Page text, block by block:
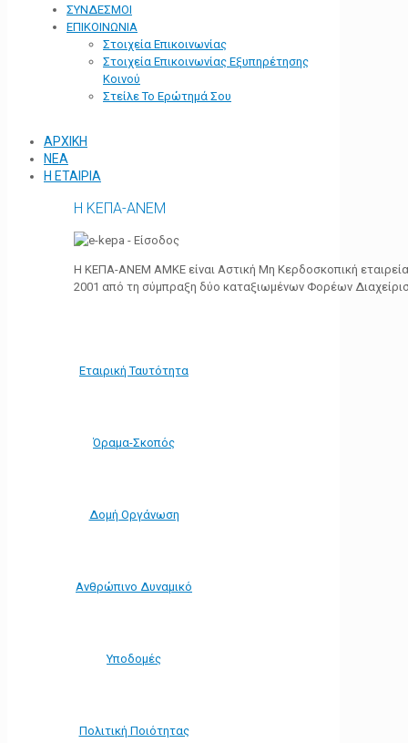
ΣΥΝΔΕΣΜΟΙ
ΕΠΙΚΟΙΝΩΝΙΑ
Στοιχεία Επικοινωνίας
Στοιχεία Επικοινωνίας Εξυπηρέτησης
Κοινού
Στείλε Το Ερώτημά Σου
ΑΡΧΙΚΗ
ΝΕΑ
Η ΕΤΑΙΡΙΑ
Η ΚΕΠΑ-ΑΝΕΜ
Η ΚΕΠΑ-ΑΝΕΜ ΑΜΚΕ είναι Αστική Μη Κερδοσκοπική
2001 από τη σύμπραξη δύο καταξιωμένων Φορέων
Εταιρική Ταυτότητα
Όραμα-Σκοπός
Δομή Οργάνωση
Ανθρώπινο Δυναμικό
Υποδομές
Πολιτική Ποιότητας